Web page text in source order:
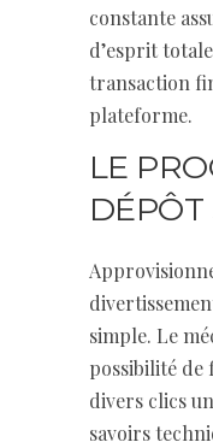
constante
d’esprit
transaction
plateforme.
LE
simple. Le
possibilité de
divers clics
savoirs